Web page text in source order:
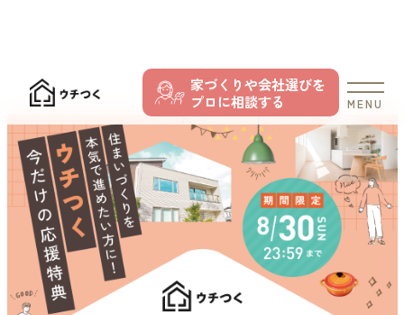
MENU
家づくりや会社選びを
プロに相談する